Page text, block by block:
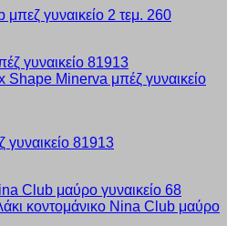
γυναικείο 2 τεμ. 260
81913